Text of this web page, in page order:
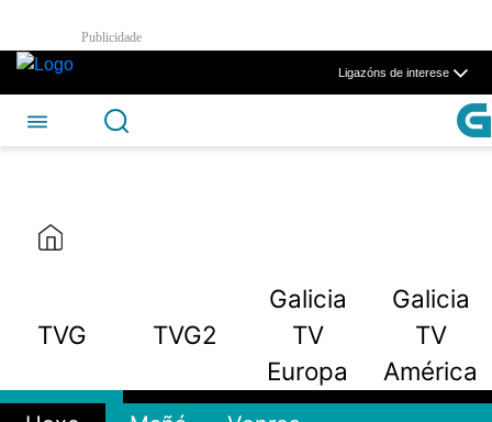
Skip to Main Content
TVG2 - CSAG
Publicidade
Ligazóns de interese
TVG TVG2
Galicia
TV
Europa
Galicia
TV
América